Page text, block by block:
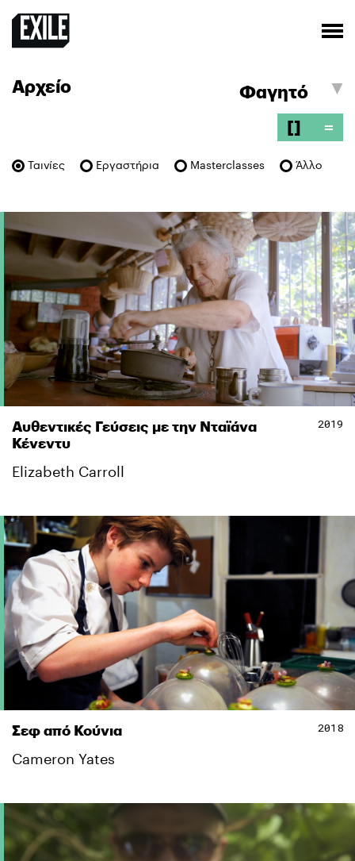
Αρχείο
[] =
Ταινίες Εργαστήρια Masterclasses Άλλο
Αυθεντικές Γεύσεις με την Νταϊάνα
Κένεντυ
2019
Elizabeth Carroll
Σεφ από Κούνια 2018
Cameron Yates